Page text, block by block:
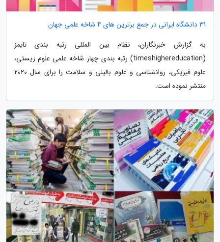
31 دانشگاه ایرانی در جمع برترین های 4 شاخه علمی جهان
به گزارش خبرنگاران، نظام بین المللی رتبه بندی تایمز
(timeshighereducation) رتبه بندی چهار شاخه علمی علوم زیستی،
علوم فیزیکی، روانشناسی و علوم بالینی و سلامت را برای سال 2020
منتشر نموده است.